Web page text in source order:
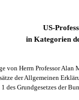
US-
in Kategorien
von Herrn Professor Alan
der Allgemeinen
1 des Grundgesetzes der